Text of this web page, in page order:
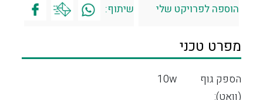
הוספה לפרויקט שלי שיתוף:
מפרט טכני
הספק גוף
(וואט):
10w